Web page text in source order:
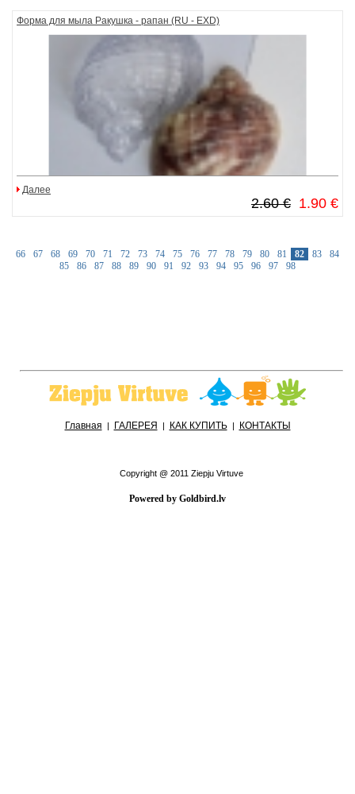
Форма для мыла Ракушка - рапан (RU - EXD)
Далее
1.90 €
2.60 €
66 67 68 69 70 71 72 73 74 75 76 77 78 79 80 81 82 83
84
85
86 87 88 89 90 91 92 93 94 95 96 97 98
Главная | ГАЛЕРЕЯ | КАК КУПИТЬ | КОНТАКТЫ
Copyright @ 2011 Ziepju Virtuve
Powered by Goldbird.lv